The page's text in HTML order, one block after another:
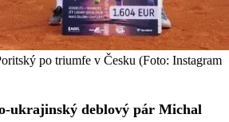
po triumfe v Česku (Foto: Instagram
ukrajinský deblový pár Michal